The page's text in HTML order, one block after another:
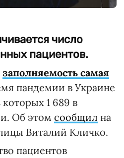
число
пациентов.
заполняемость самая
пандемии в Украине
1 689 в
Об этом сообщил на
Виталий Кличко.
пациентов